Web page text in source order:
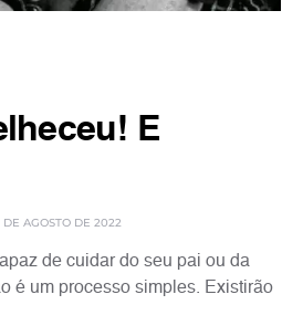
E
DE AGOSTO DE 2022
de cuidar do seu pai ou da
é um processo simples. Existirão